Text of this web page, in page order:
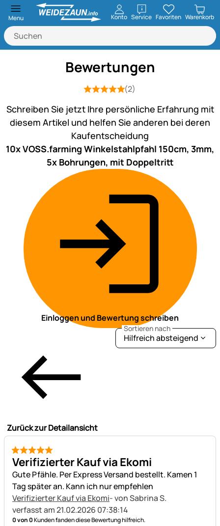
Menu Konto ServiceöffnenFavoriten Warenkorb
Bewertungen
Bewertung: 5 von 5 (2 Bewertungen)
2 Bewertungen
(2)
Schreiben Sie jetzt Ihre persönliche Erfahrung mit
diesem Artikel und helfen Sie anderen bei deren
Kaufentscheidung
10x VOSS.farming Winkelstahlpfahl 150cm, 3mm,
5x Bohrungen, mit Doppeltritt
Einloggen und Bewertung schreiben
Zurück zur Detailansicht
Sortieren nach
Hilfreich absteigend
5 von 5
Verifizierter Kauf via Ekomi
Gute Pfähle. Per Express Versand bestellt. Kamen 1
Tag später an. Kann ich nur empfehlen
Verifizierter Kauf via Ekomi- von Sabrina S.
verfasst am 21.02.2026 07:38:14
0 von 0Kunden fanden diese Bewertung hilfreich.